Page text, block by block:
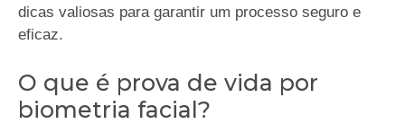
dicas valiosas para garantir um processo seguro e
eficaz.
O que é prova de vida por
biometria facial?